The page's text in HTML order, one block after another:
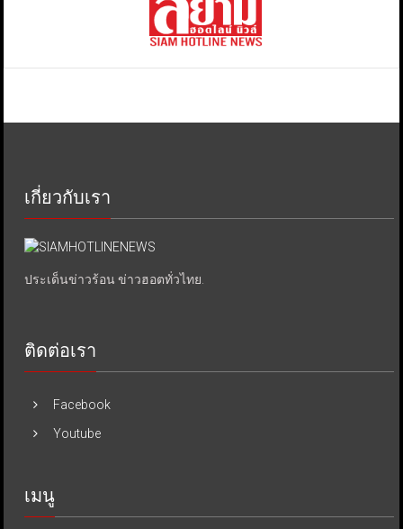
เกี่ยวกับเรา
ประเด็นข่าวร้อน ข่าวฮอตทั่วไทย.
ติดต่อเรา
Facebook
Youtube
เมนู